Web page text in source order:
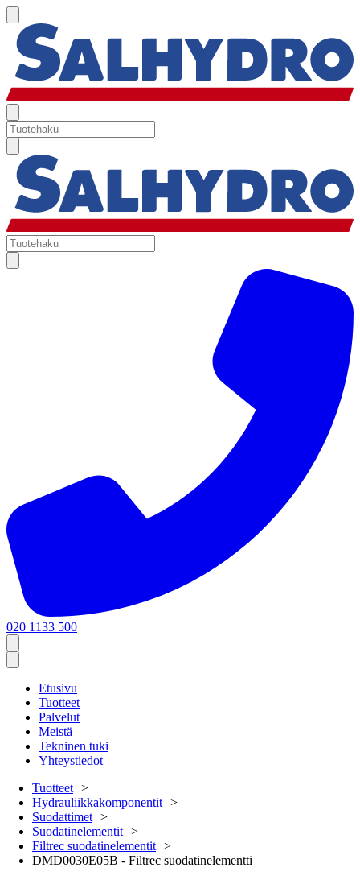
020 1133 500
Etusivu
Tuotteet
Palvelut
Meistä
Tekninen tuki
Yhteystiedot
Tuotteet
Hydrauliikkakomponentit
Suodattimet
Suodatinelementit
Filtrec suodatinelementit
DMD0030E05B - Filtrec suodatinelementti